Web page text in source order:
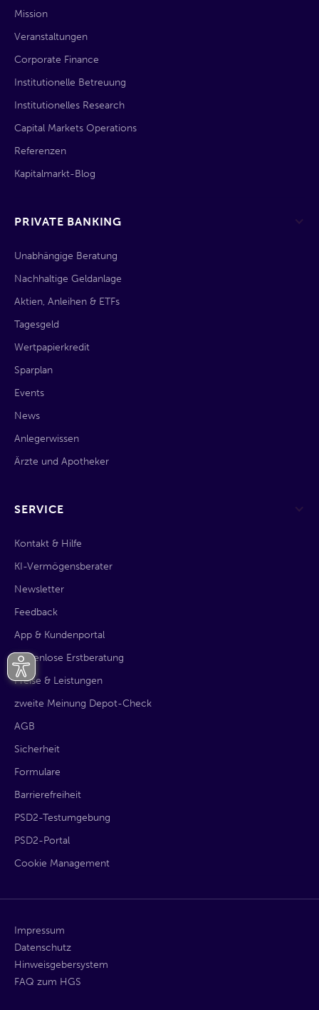
Mission
Veranstaltungen
Corporate Finance
Institutionelle Betreuung
Institutionelles Research
Capital Markets Operations
Referenzen
Kapitalmarkt-Blog
PRIVATE BANKING
Unabhängige Beratung
Nachhaltige Geldanlage
Aktien, Anleihen & ETFs
Tagesgeld
Wertpapierkredit
Sparplan
Events
News
Anlegerwissen
Ärzte und Apotheker
SERVICE
Kontakt & Hilfe
KI-Vermögensberater
Newsletter
Feedback
App & Kundenportal
kostenlose Erstberatung
Preise & Leistungen
zweite Meinung Depot-Check
AGB
Sicherheit
Formulare
Barrierefreiheit
PSD2-Testumgebung
PSD2-Portal
Cookie Management
Impressum
Datenschutz
Hinweisgebersystem
FAQ zum HGS